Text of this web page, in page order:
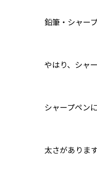
鉛筆・シャー
やはり、シャ
シャープペン
太さがあります